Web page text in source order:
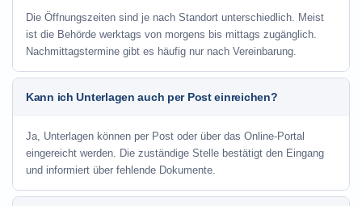
Die Öffnungszeiten sind je nach Standort unterschiedlich. Meist
ist die Behörde werktags von morgens bis mittags zugänglich.
Nachmittagstermine gibt es häufig nur nach Vereinbarung.
Kann ich Unterlagen auch per Post einreichen?
Ja, Unterlagen können per Post oder über das Online-Portal
eingereicht werden. Die zuständige Stelle bestätigt den Eingang
und informiert über fehlende Dokumente.